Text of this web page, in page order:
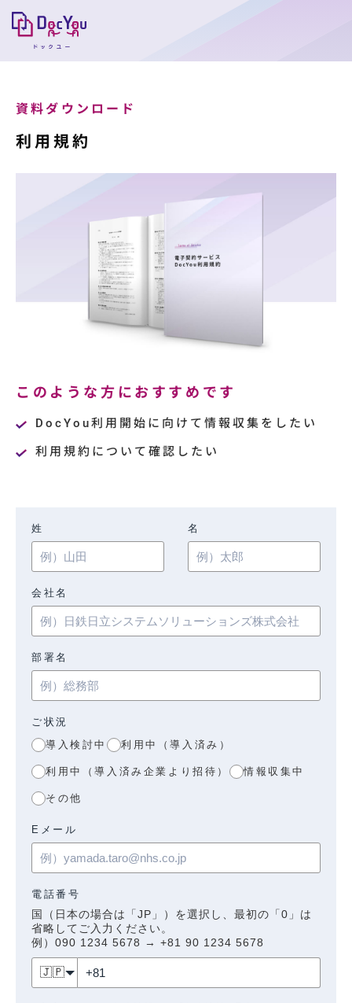
資料ダウンロード
利用規約
このような方におすすめです
DocYou利用開始に向けて情報収集をしたい
利用規約について確認したい
姓 名
会社名
部署名
ご状況
導入検討中
利用中（導入済み）
利用中（導入済み企業より招待） 情報収集中
その他
Eメール
電話番号
国（日本の場合は「JP」）を選択し、最初の「0」は
省略してご入力ください。
例）090 1234 5678 → +81 90 1234 5678
🇯🇵